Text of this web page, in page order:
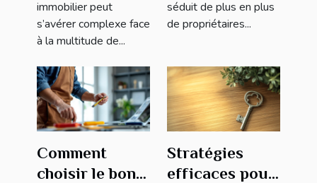
immobilier peut
s’avérer complexe face
à la multitude de...
séduit de plus en plus
de propriétaires...
Comment
choisir le bon
Stratégies
efficaces pour